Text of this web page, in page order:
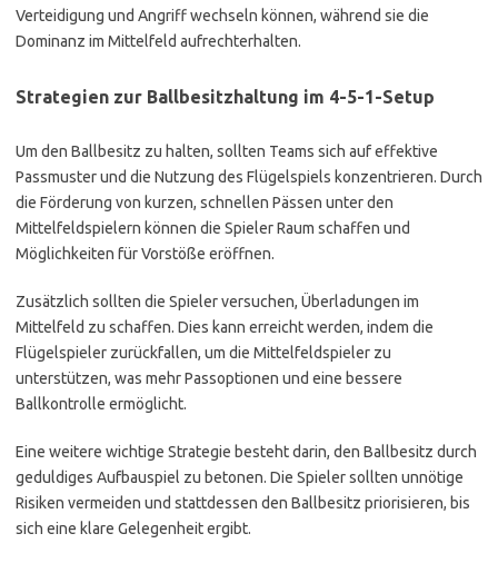
Verteidigung und Angriff wechseln können, während sie die
Dominanz im Mittelfeld aufrechterhalten.
Strategien zur Ballbesitzhaltung im 4-5-1-Setup
Um den Ballbesitz zu halten, sollten Teams sich auf effektive
Passmuster und die Nutzung des Flügelspiels konzentrieren. Durch
die Förderung von kurzen, schnellen Pässen unter den
Mittelfeldspielern können die Spieler Raum schaffen und
Möglichkeiten für Vorstöße eröffnen.
Zusätzlich sollten die Spieler versuchen, Überladungen im
Mittelfeld zu schaffen. Dies kann erreicht werden, indem die
Flügelspieler zurückfallen, um die Mittelfeldspieler zu
unterstützen, was mehr Passoptionen und eine bessere
Ballkontrolle ermöglicht.
Eine weitere wichtige Strategie besteht darin, den Ballbesitz durch
geduldiges Aufbauspiel zu betonen. Die Spieler sollten unnötige
Risiken vermeiden und stattdessen den Ballbesitz priorisieren, bis
sich eine klare Gelegenheit ergibt.